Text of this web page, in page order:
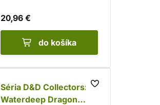
20,96 €
do košíka
Séria D&D Collectors:
Waterdeep Dragon